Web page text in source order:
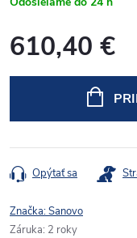
610,40 €
Opýtať sa
Značka:Sanovo
Záruka: 2 roky